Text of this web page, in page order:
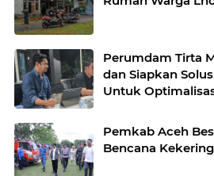
Perumdam Tirta
dan Siapkan
Untuk
Pemkab Aceh
Bencana